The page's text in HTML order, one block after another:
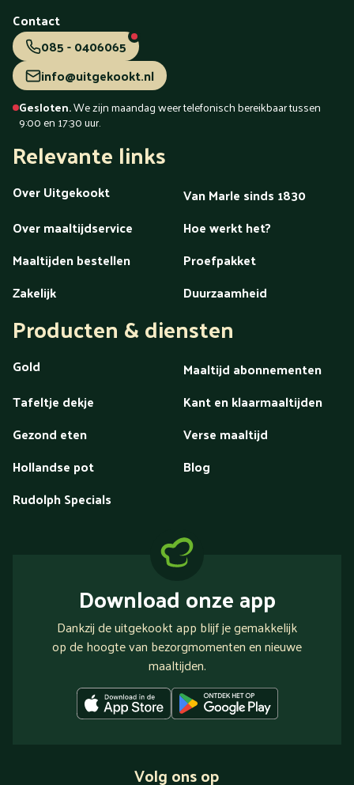
Contact
085 - 0406065
info@uitgekookt.nl
Gesloten.We zijn maandag weer telefonisch bereikbaar tussen
9:00 en 17:30 uur.
Relevante links
Over Uitgekookt
Van Marle sinds 1830
Over maaltijdservice
Hoe werkt het?
Maaltijden bestellen
Proefpakket
Zakelijk
Duurzaamheid
Producten & diensten
Gold
Maaltijd abonnementen
Tafeltje dekje
Kant en klaarmaaltijden
Gezond eten
Verse maaltijd
Hollandse pot
Blog
Rudolph Specials
Download onze app
Dankzij de uitgekookt app blijf je gemakkelijk
op de hoogte van bezorgmomenten en nieuwe
maaltijden.
Volg ons op